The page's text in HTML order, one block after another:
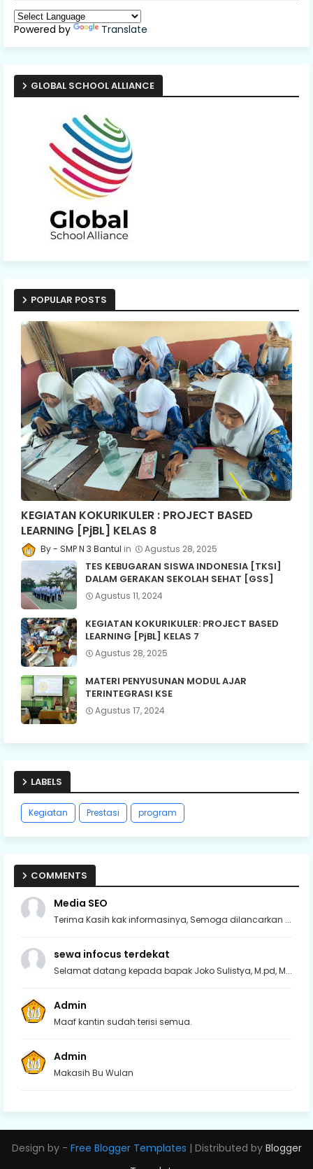
Powered by Translate
GLOBAL SCHOOL ALLIANCE
POPULAR POSTS
KEGIATAN KOKURIKULER : PROJECT BASED
LEARNING [PjBL] KELAS 8
SMP N 3 Bantul Agustus 28, 2025
TES KEBUGARAN SISWA INDONESIA [TKSI]
DALAM GERAKAN SEKOLAH SEHAT [GSS]
Agustus 11, 2024
KEGIATAN KOKURIKULER: PROJECT BASED
LEARNING [PjBL] KELAS 7
Agustus 28, 2025
MATERI PENYUSUNAN MODUL AJAR
TERINTEGRASI KSE
Agustus 17, 2024
LABELS
Kegiatan Prestasi program
COMMENTS
Media SEO
Terima Kasih kak informasinya, Semoga dilancarkan ...
sewa infocus terdekat
Selamat datang kepada bapak Joko Sulistya, M.pd, M...
Admin
Maaf kantin sudah terisi semua.
Admin
Makasih Bu Wulan
Design by - Free Blogger Templates | Distributed by Blogger